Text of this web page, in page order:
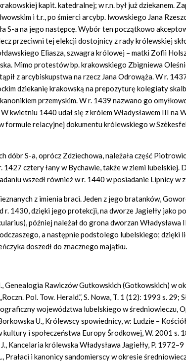
kapit. katedralnej; w r.n. był już dziekanem.
i t.r., po śmierci arcybp. lwowskiego Jana
S-a na jego następcę. Wybór ten początkowo
przeciwni tej elekcji dostojnicy z rady królewskiej
Eliasza, szwagra królowej – matki Zofii
Mimo protestów bp. krakowskiego Zbigniewa
z arcybiskupstwa na rzecz Jana Odrowąża. W r.
dziekanię krakowską na prepozyturę kolegiaty
przemyskim. W r. 1439 nazwano go
kwietniu 1440 udał się z królem Władysławem III na
formule relacyjnej dokumentu królewskiego w
dóbr S-a, oprócz Zdziechowa, należała część
1427 cztery łany w Bychawie, także w ziemi lubelskiej.
wszedł również w r. 1440 w posiadanie Lipnicy w
z imienia braci. Jeden z jego bratanków,
r. 1430, dzięki jego protekcji, na dworze Jagiełły jako
później należał do grona dworzan Władysława
a następnie podstolego lubelskiego; dzięki
doszedł do znacznego majątku.
Genealogia Rawiczów Gutkowskich (Gotkowskich) w
Pol. Tow. Herald.”, S. Nowa, T. 1 (12): 1993 s. 29;
województwa lubelskiego w średniowieczu,
U., Królewscy spowiednicy, w: Ludzie –
kultury i społeczeństwa Europy Środkowej, W. 2001 s.
Kancelaria królewska Władysława Jagiełły, P.
Prałaci i kanonicy sandomierscy w okresie